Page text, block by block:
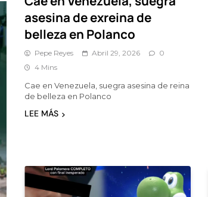
asesina de exreina de
belleza en Polanco
Pepe Reyes Abril 29, 2026
0
4 Mins
Cae en Venezuela, suegra asesina de reina
de belleza en Polanco
LEE MÁS